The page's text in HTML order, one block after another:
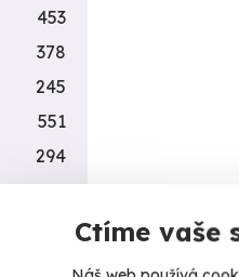
Ctíme vaše
453
378
245
551
294
450